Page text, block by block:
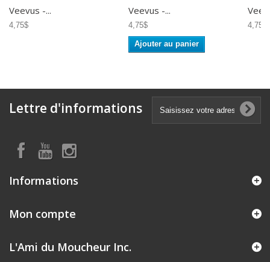
Veevus -...
4,75$
Veevus -...
4,75$
Ajouter au panier
4,75$
Lettre d'informations
Informations
Mon compte
L'Ami du Moucheur Inc.